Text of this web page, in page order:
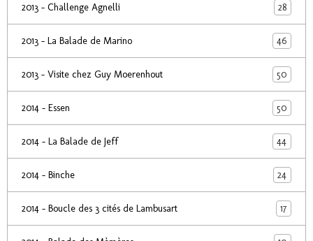
2013 - Challenge Agnelli 28
2013 - La Balade de Marino 46
2013 - Visite chez Guy Moerenhout 50
2014 - Essen 50
2014 - La Balade de Jeff 44
2014 - Binche 24
2014 - Boucle des 3 cités de Lambusart 17